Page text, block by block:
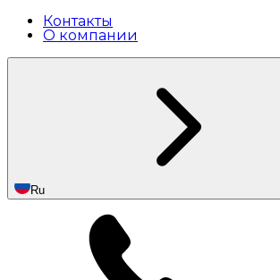
Контакты
О компании
Ru